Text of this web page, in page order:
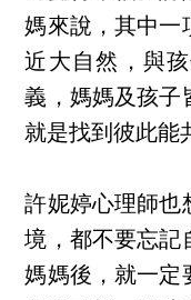
媽來說，其中一
近大自然，與
義，媽媽及孩子
就是找到彼此能
許妮婷心理師也
境，都不要忘記
媽媽後，就一定